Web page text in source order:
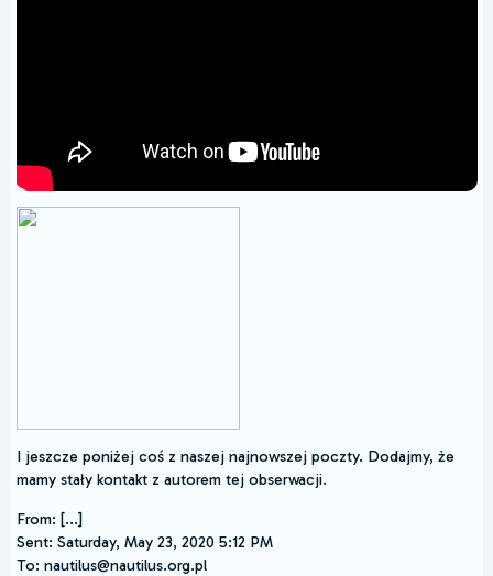
I jeszcze poniżej coś z naszej najnowszej poczty. Dodajmy, że
mamy stały kontakt z autorem tej obserwacji.
From: [...]
Sent: Saturday, May 23, 2020 5:12 PM
To: nautilus@nautilus.org.pl